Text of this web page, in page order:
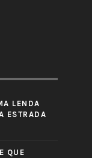
LENDA
ESTRADA
QUE